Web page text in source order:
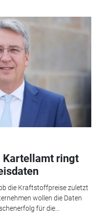
Kartellamt ringt
die Kraftstoffpreise zuletzt
wollen die Daten
für die...